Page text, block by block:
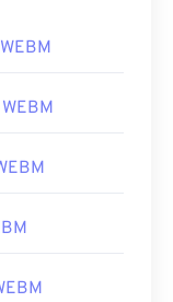
件大小，这意
适当编解码
的播放器
。
都支持
。